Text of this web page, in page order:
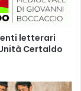
letterari
Certaldo